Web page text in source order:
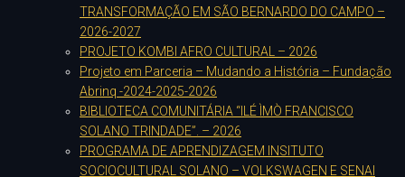
TRANSFORMAÇÃO EM SÃO BERNARDO DO CAMPO –
2026-2027
PROJETO KOMBI AFRO CULTURAL – 2026
Projeto em Parceria – Mudando a História – Fundação
Abrinq -2024-2025-2026
BIBLIOTECA COMUNITÁRIA “ILÉ ÌMÒ FRANCISCO
SOLANO TRINDADE”. – 2026
PROGRAMA DE APRENDIZAGEM INSITUTO
SOCIOCULTURAL SOLANO – VOLKSWAGEN E SENAI